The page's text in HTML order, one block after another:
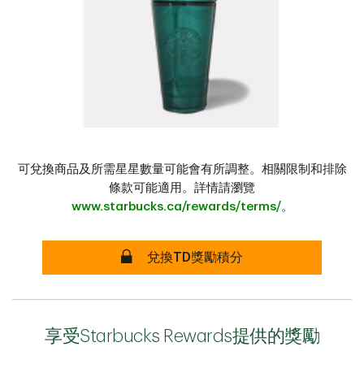
可兌換商品及所需星星數量可能會有所調整。相關限制和排除
條款可能適用。詳情請瀏覽
www.starbucks.ca/rewards/terms/。
兌換TD獎勵積分
享受Starbucks Rewards提供的獎勵